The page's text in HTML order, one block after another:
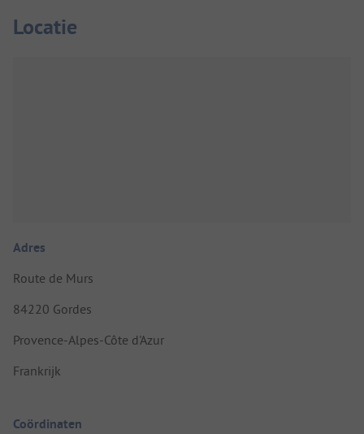
Locatie
Adres
Route de Murs
84220 Gordes
Provence-Alpes-Côte d'Azur
Frankrijk
Coördinaten